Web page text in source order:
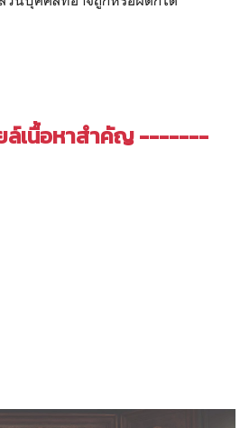
เนื้อหาสำคัญ-------